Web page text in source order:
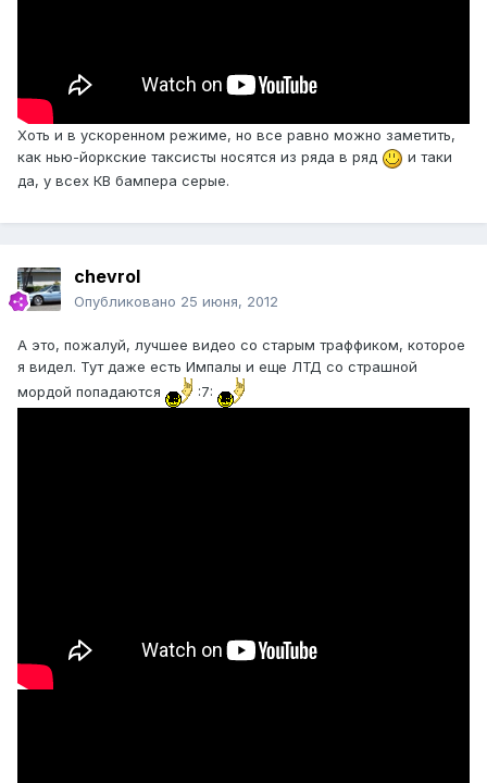
Хоть и в ускоренном режиме, но все равно можно заметить,
как нью-йоркские таксисты носятся из ряда в ряд
и таки
да, у всех КВ бампера серые.
chevrol
Опубликовано 25 июня, 2012
А это, пожалуй, лучшее видео со старым траффиком, которое
я видел. Тут даже есть Импалы и еще ЛТД со страшной
мордой попадаются
:7: